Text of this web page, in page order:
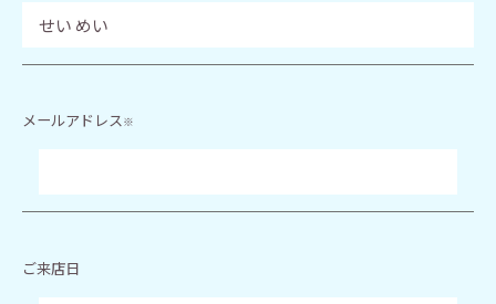
メールアドレス※
ご来店日